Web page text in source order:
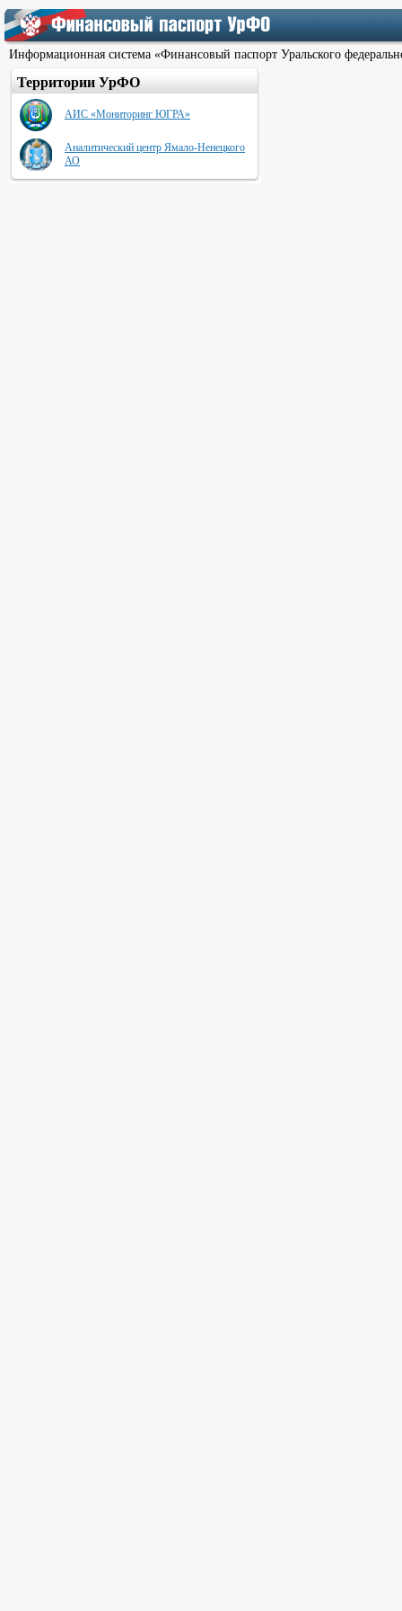
Информационная система «Финансовый паспорт Уральского
Территории УрФО
АИС «Мониторинг ЮГРА»
Аналитический центр Ямало-Ненецкого
АО